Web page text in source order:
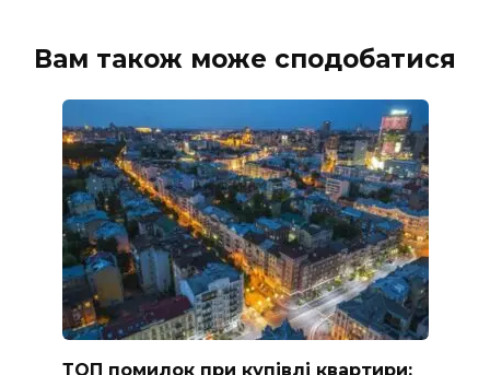
Вам також може сподобатися
ТОП помилок при купівлі квартири: